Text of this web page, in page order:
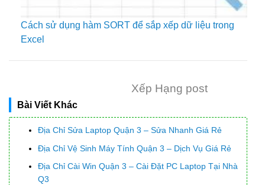
Cách sử dụng hàm SORT để sắp xếp dữ liệu trong
Excel
Xếp Hạng post
Bài Viết Khác
Địa Chỉ Sửa Laptop Quận 3 – Sửa Nhanh Giá Rẻ
Địa Chỉ Vệ Sinh Máy Tính Quận 3 – Dịch Vụ Giá Rẻ
Địa Chỉ Cài Win Quận 3 – Cài Đặt PC Laptop Tại Nhà
Q3